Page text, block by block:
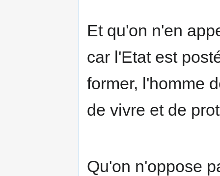
Et qu'on n'en
car l'Etat est
former, l'homme
de vivre et de
Qu'on n'oppose